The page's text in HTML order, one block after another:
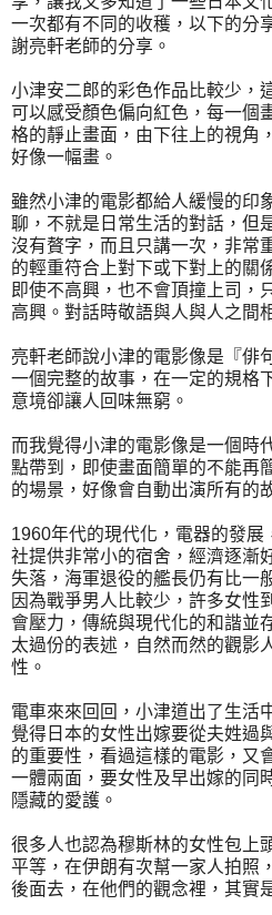
一次都有不同的收穫，以下的分
謝亮軒老師的分享。
小津安二郎的彩色作品比較少，
可以感受顏色偏向紅色，每一個
格的靜止畫面，由下往上的視角
好像一幅畫。
雖然小津的電影都給人緩慢的印
聊，不就是日常生活的對話，但
沒有贅字，而且只講一次，非常
的輕重符合上對下或下對上的關
即使不高興，也不會頂撞上司，
高興。對話時敬語與人與人之間
亮軒老師說小津的電影像是『俳
一個完整的故事，在一定的規格
意境卻讓人回味無窮。
而我覺得小津的電影像是一個時
點帶到，即使畫面簡單的不能再
的場景，好像會自動出演所有的
1960年代的現代化，電器的發
社提供非常小的宿舍，經濟逐漸
失落，海軍退役的艦長仍有比一
因為戰爭男人比較少，許多女性
會壓力，傳統與現代化的和諧並
太過份的表述，自然而然的觀影
性。
電車來來回回，小津道出了生活
覺得日本的女性出嫁要從夫姓過
的重要性，看過這樣的電影，又
一體兩面，要女性及早出嫁的同
隱藏的愛護。
很多人也認為穆斯林的女性包上
平等，在伊朗有次幫一家人拍照
後面去，在他們的觀念裡，其實